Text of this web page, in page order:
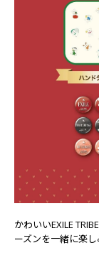
かわいいEXILE
ーズンを一緒に楽